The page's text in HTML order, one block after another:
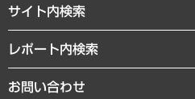
まちづくり・観光・交通・スポーツ・スマ
自然資源・農林水産業・食料システム
メディア掲載・出演
沿革
組織図・本部部室紹介
インドネシア現地法人
サイト内検索
レポート内検索
お問い合わせ